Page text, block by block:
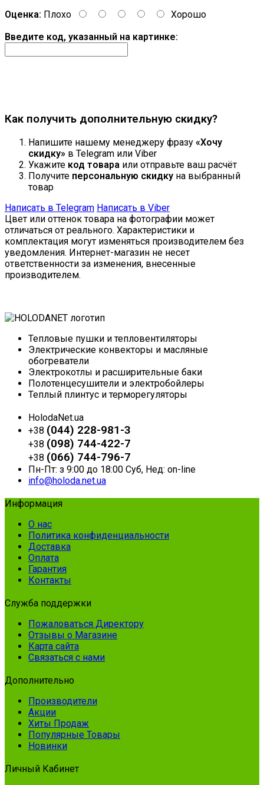
Оценка: Плохо
Хорошо
Введите код, указанный на картинке:
Как получить дополнительную скидку?
Напишите нашему менеджеру фразу «Хочу
скидку» в Telegram или Viber
Укажите код товара или отправьте ваш расчёт
Получите персональную скидку на выбранный
товар
Написать в Telegram Написать в Viber
Цвет или оттенок товара на фотографии может
отличаться от реального. Характеристики и
комплектация могут изменяться производителем без
уведомления. Интернет-магазин не несет
ответственности за изменения, внесенные
производителем.
Тепловые пушки и тепловентиляторы
Электрические конвекторы и масляные
обогреватели
Электрокотлы и расширительные баки
Полотенцесушители и электробойлеры
Теплый плинтус и терморегуляторы
HolodaNet.ua
+38 (044) 228-981-3
+38 (098) 744-422-7
+38 (066) 744-796-7
Пн-Пт: з 9:00 до 18:00 Суб, Нед: on-line
info@holoda.net.ua
Информация
О нас
Политика конфиденциальности
Доставка
Оплата
Гарантия
Контакты
Служба поддержки
Пожаловаться Директору
Отзывы о Магазине
Карта сайта
Связаться с нами
Дополнительно
Производители
Акции
Хиты Продаж
Популярные Товары
Новинки
Личный Кабинет